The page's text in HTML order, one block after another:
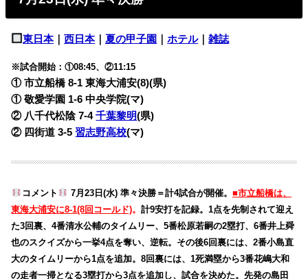
東日本｜西日本｜夏の甲子園 ｜ホテル｜雑誌
※試合開始：①08:45、②11:15
① 市立船橋 8-1 東海大浦安(8)(県)
① 敬愛学園 1-6 中央学院(マ)
② 八千代松陰 7-4 千葉黎明(県)
② 四街道 3-5 習志野高校(マ)
コメント 7月23日(水) 準々決勝＝計4試合が開催。 ■市立船橋は、
東海大浦安に8-1(8回コールド)。計9安打を記録。1点を先制されて迎え
た3回裏、4番清水公輔のタイムリー、5番松原若嗣の2塁打、6番井上舜
也のスクイズから一挙4点を奪い、逆転。その後6回裏には、2番小島直
大のタイムリーから1点を追加。8回裏には、1死満塁から3番花嶋大和
の走者一掃となる3塁打から3点を追加し、試合を決めた。先発の島田